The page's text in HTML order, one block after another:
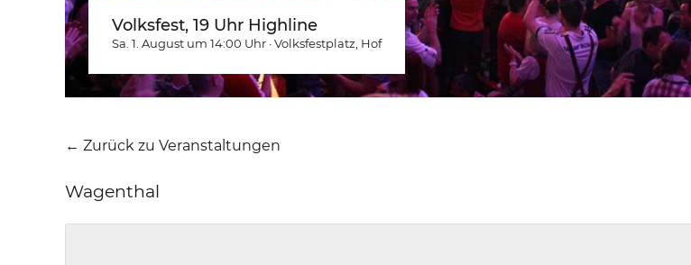
Volksfest, 19 Uhr Highline
Sa. 1. August um 14:00 Uhr ·Volksfestplatz , Hof
← Zurück zu Veranstaltungen
Wagenthal